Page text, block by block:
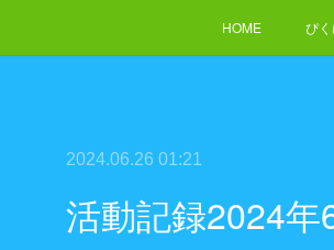
HOME ぴ
2024.06.26 01:21
活動記録2024